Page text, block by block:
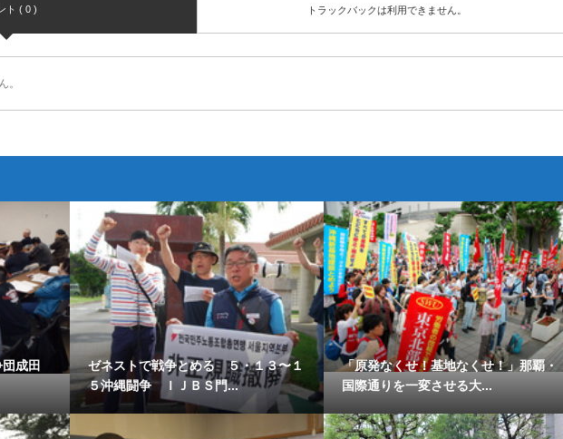
ト ( 0 ) トラックバックは利用できません。
。
成田
ゼネストで戦争とめる ５・１３〜１
５沖縄闘争 ＩＪＢＳ門...
「原発なくせ！基地なくせ！」那覇・
国際通りを一変させる大...